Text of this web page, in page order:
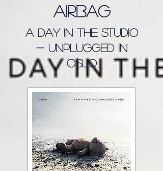
Airbag
A Day in the Studio
- Unplugged in
Oslo